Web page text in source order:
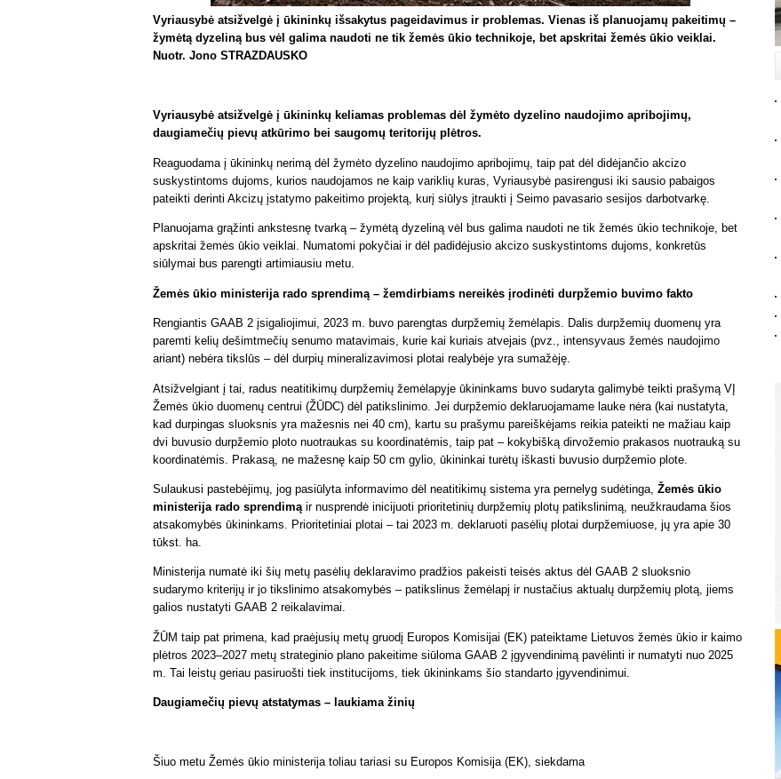
Vyriausybė atsižvelgė į ūkininkų išsakytus pageidavimus ir problemas. Vienas iš planuojamų pakeitimų –
žymėtą dyzeliną bus vėl galima naudoti ne tik žemės ūkio technikoje, bet apskritai žemės ūkio veiklai.
Nuotr. Jono STRAZDAUSKO
Vyriausybė atsižvelgė į ūkininkų keliamas problemas dėl žymėto dyzelino naudojimo apribojimų,
daugiamečių pievų atkūrimo bei saugomų teritorijų plėtros.
Reaguodama į ūkininkų nerimą dėl žymėto dyzelino naudojimo apribojimų, taip pat dėl didėjančio akcizo
suskystintoms dujoms, kurios naudojamos ne kaip variklių kuras, Vyriausybė pasirengusi iki sausio pabaigos
pateikti derinti Akcizų įstatymo pakeitimo projektą, kurį siūlys įtraukti į Seimo pavasario sesijos darbotvarkę.
Planuojama grąžinti ankstesnę tvarką – žymėtą dyzeliną vėl bus galima naudoti ne tik žemės ūkio technikoje, bet
apskritai žemės ūkio veiklai. Numatomi pokyčiai ir dėl padidėjusio akcizo suskystintoms dujoms, konkretūs
siūlymai bus parengti artimiausiu metu.
Žemės ūkio ministerija rado sprendimą – žemdirbiams nereikės įrodinėti durpžemio buvimo fakto
Rengiantis GAAB 2 įsigaliojimui, 2023 m. buvo parengtas durpžemių žemėlapis. Dalis durpžemių duomenų yra
paremti kelių dešimtmečių senumo matavimais, kurie kai kuriais atvejais (pvz., intensyvaus žemės naudojimo
ariant) nebėra tikslūs – dėl durpių mineralizavimosi plotai realybėje yra sumažėję.
Atsižvelgiant į tai, radus neatitikimų durpžemių žemėlapyje ūkininkams buvo sudaryta galimybė teikti prašymą VĮ
Žemės ūkio duomenų centrui (ŽŪDC) dėl patikslinimo. Jei durpžemio deklaruojamame lauke nėra (kai nustatyta,
kad durpingas sluoksnis yra mažesnis nei 40 cm), kartu su prašymu pareiškėjams reikia pateikti ne mažiau kaip
dvi buvusio durpžemio ploto nuotraukas su koordinatėmis, taip pat – kokybišką dirvožemio prakasos nuotrauką su
koordinatėmis. Prakasą, ne mažesnę kaip 50 cm gylio, ūkininkai turėtų iškasti buvusio durpžemio plote.
Sulaukusi pastebėjimų, jog pasiūlyta informavimo dėl neatitikimų sistema yra pernelyg sudėtinga, Žemės ūkio
ministerija rado sprendimą ir nusprendė inicijuoti prioritetinių durpžemių plotų patikslinimą, neužkraudama šios
atsakomybės ūkininkams. Prioritetiniai plotai – tai 2023 m. deklaruoti pasėlių plotai durpžemiuose, jų yra apie 30
tūkst. ha.
Ministerija numatė iki šių metų pasėlių deklaravimo pradžios pakeisti teisės aktus dėl GAAB 2 sluoksnio
sudarymo kriterijų ir jo tikslinimo atsakomybės – patikslinus žemėlapį ir nustačius aktualų durpžemių plotą, jiems
galios nustatyti GAAB 2 reikalavimai.
ŽŪM taip pat primena, kad praėjusių metų gruodį Europos Komisijai (EK) pateiktame Lietuvos žemės ūkio ir kaimo
plėtros 2023–2027 metų strateginio plano pakeitime siūloma GAAB 2 įgyvendinimą pavėlinti ir numatyti nuo 2025
m. Tai leistų geriau pasiruošti tiek institucijoms, tiek ūkininkams šio standarto įgyvendinimui.
Daugiamečių pievų atstatymas – laukiama žinių
Šiuo metu Žemės ūkio ministerija toliau tariasi su Europos Komisija (EK), siekdama